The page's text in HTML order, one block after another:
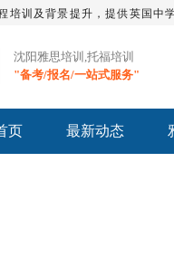
培训及背景提升，提供英国
沈阳雅思培训,托福培训
"备考/报名/一站式服务"
页 最新动态